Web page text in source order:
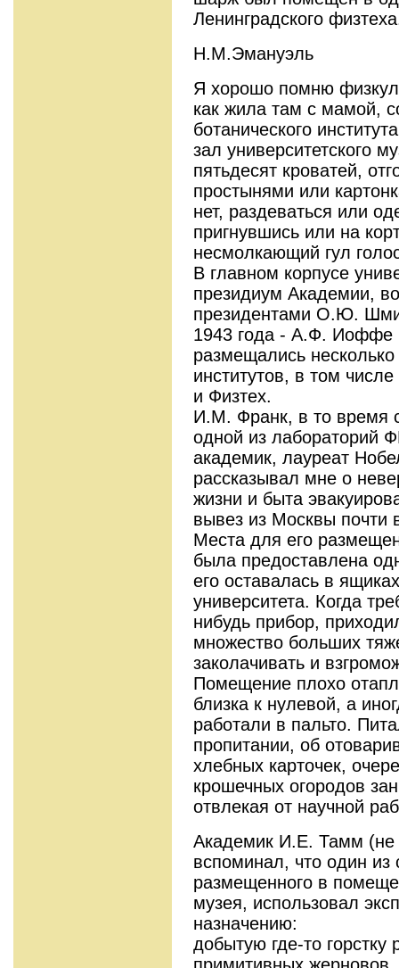
Ленинградского
Н.М.Эмануэль
Я хорошо помню
как жила там с мамой,
ботанического
зал университетского
пятьдесят кроватей,
простынями или
нет, раздеваться или
пригнувшись или на
несмолкающий гул
В главном корпусе
президиум Академии,
президентами О.Ю.
1943 года - А.Ф. Иоффе
размещались
институтов, в том
и Физтех.
И.М. Франк, в то время
одной из лабораторий
академик, лауреат
рассказывал мне о
жизни и быта
вывез из Москвы почти
Места для его
была предоставлена
его оставалась в
университета. Когда
нибудь прибор,
множество больших
заколачивать и
Помещение плохо
близка к нулевой, а
работали в пальто.
пропитании, об
хлебных карточек,
крошечных огородов
отвлекая от научной
Академик И.Е. Тамм (не
вспоминал, что один из
размещенного в
музея, использовал
назначению:
добытую где-то